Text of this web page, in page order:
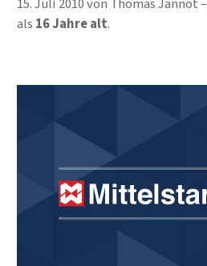
15. Juli 2010von Thomas Jannot
als 16 Jahre alt.